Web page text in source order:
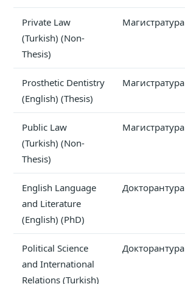
Private Law
(Turkish) (Non-
Thesis)
Магистратура
Prosthetic Dentistry
(English) (Thesis)
Магистратура
Public Law
(Turkish) (Non-
Thesis)
Магистратура
English Language
and Literature
(English) (PhD)
Докторантура
Political Science
and International
Relations (Turkish)
Докторантура